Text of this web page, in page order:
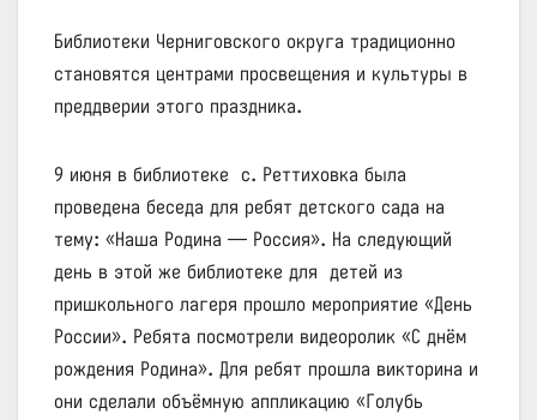
Библиотеки Черниговского округа традиционно
становятся центрами просвещения и культуры в
преддверии этого праздника.
9 июня в библиотеке с. Реттиховка была
проведена беседа для ребят детского сада на
тему: «Наша Родина — Россия». На следующий
день в этой же библиотеке для детей из
пришкольного лагеря прошло мероприятие «День
России». Ребята посмотрели видеоролик «С днём
рождения Родина». Для ребят прошла викторина и
они сделали объёмную аппликацию «Голубь